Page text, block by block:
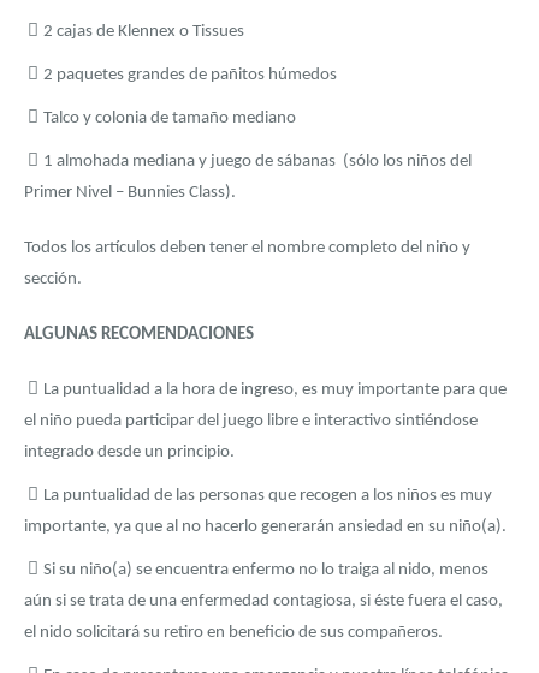
2 cajas de Klennex o Tissues
2 paquetes grandes de pañitos húmedos
Talco y colonia de tamaño mediano
1 almohada mediana y juego de sábanas (sólo los niños del
Primer Nivel – Bunnies Class).
Todos los artículos deben tener el nombre completo del niño y
sección.
ALGUNAS RECOMENDACIONES
La puntualidad a la hora de ingreso, es muy importante para que
el niño pueda participar del juego libre e interactivo sintiéndose
integrado desde un principio.
La puntualidad de las personas que recogen a los niños es muy
importante, ya que al no hacerlo generarán ansiedad en su niño(a).
Si su niño(a) se encuentra enfermo no lo traiga al nido, menos
aún si se trata de una enfermedad contagiosa, si éste fuera el caso,
el nido solicitará su retiro en beneficio de sus compañeros.